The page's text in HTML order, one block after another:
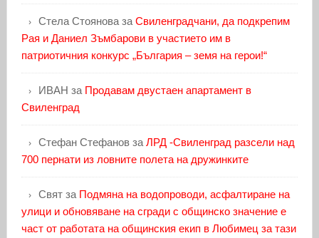
Стела Стояноваза Свиленградчани, да подкрепим
Рая и Даниел Зъмбарови в участието им в
патриотичния конкурс „България – земя на герои!“
ИВАН за Продавам двустаен апартамент в
Свиленград
Стефан Стефановза ЛРД -Свиленград разсели над
700 пернати из ловните полета на дружинките
Святза Подмяна на водопроводи, асфалтиране на
улици и обновяване на сгради с общинско значение е
част от работата на общинския екип в Любимец за тази